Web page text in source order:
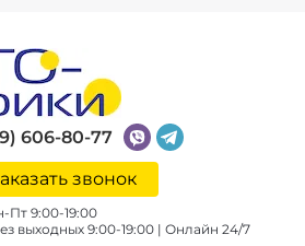
606-80-77
звонок
Пт 9:00-19:00
выходных 9:00-19:00 | Онлайн 24/7